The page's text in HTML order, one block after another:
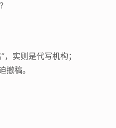
实则是代写机构；
撤稿。